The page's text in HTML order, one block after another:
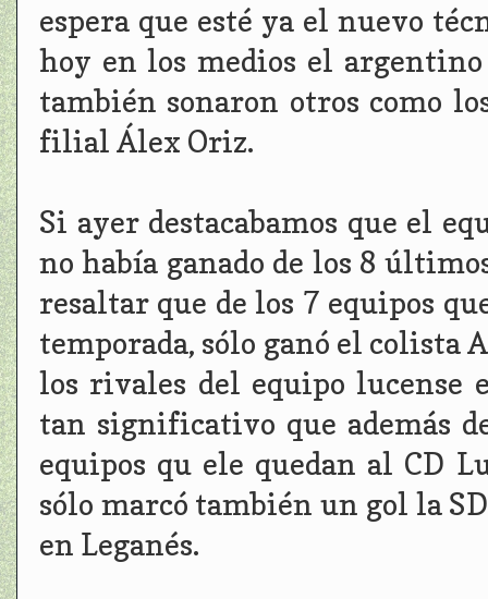
espera que esté ya el nuevo
hoy en los medios el
también sonaron otros como
filial Álex Oriz.
Si ayer destacabamos que el
no había ganado de los 8
resaltar que de los 7 equipos
temporada, sólo ganó el colista
los rivales del equipo lucense
tan significativo que además
equipos qu ele quedan al CD
sólo marcó también un gol la
en Leganés.